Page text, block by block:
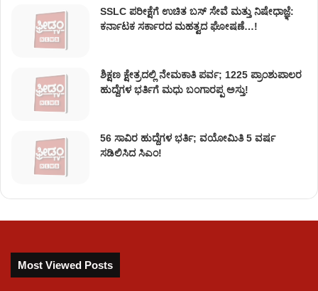
SSLC ಪರೀಕ್ಷೆಗೆ ಉಚಿತ ಬಸ್ ಸೇವೆ ಮತ್ತು ನಿಷೇಧಾಜ್ಞೆ:
ಕರ್ನಾಟಕ ಸರ್ಕಾರದ ಮಹತ್ವದ ಘೋಷಣೆ…!
ಶಿಕ್ಷಣ ಕ್ಷೇತ್ರದಲ್ಲಿ ನೇಮಕಾತಿ ಪರ್ವ; 1225 ಪ್ರಾಂಶುಪಾಲರ
ಹುದ್ದೆಗಳ ಭರ್ತಿಗೆ ಮಧು ಬಂಗಾರಪ್ಪ ಅಸ್ತು!
56 ಸಾವಿರ ಹುದ್ದೆಗಳ ಭರ್ತಿ; ವಯೋಮಿತಿ 5 ವರ್ಷ
ಸಡಿಲಿಸಿದ ಸಿಎಂ!
Most Viewed Posts